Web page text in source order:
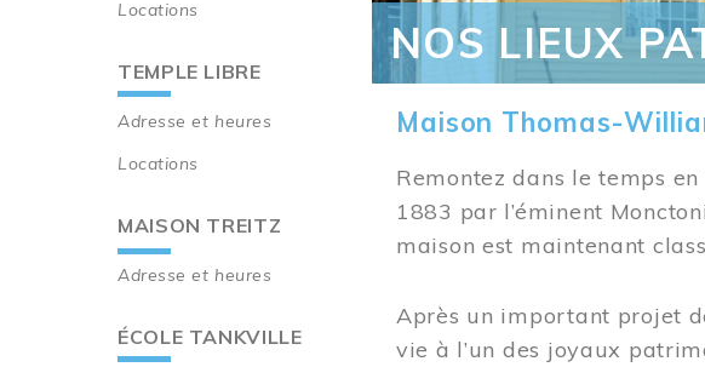
Locations
TEMPLE LIBRE
Adresse et heures
Locations
MAISON TREITZ
Adresse et heures
ÉCOLE TANKVILLE
NOS LIEUX
Maison Thomas-
Remontez dans le temps
1883 par l’éminent
maison est maintenant
Après un important projet
vie à l’un des joyaux